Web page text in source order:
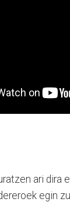
ari dira
egin